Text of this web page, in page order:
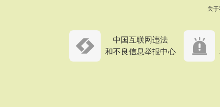
关
中国互联网违法
和不良信息举报中心